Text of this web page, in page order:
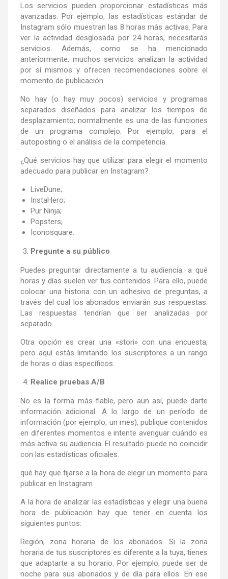
Los servicios pueden proporcionar estadísticas más
avanzadas. Por ejemplo, las estadísticas estándar de
Instagram sólo muestran las 8 horas más activas. Para
ver la actividad desglosada por 24 horas, necesitarás
servicios. Además, como se ha mencionado
anteriormente, muchos servicios analizan la actividad
por sí mismos y ofrecen recomendaciones sobre el
momento de publicación.
No hay (o hay muy pocos) servicios y programas
separados diseñados para analizar los tiempos de
desplazamiento; normalmente es una de las funciones
de un programa complejo. Por ejemplo, para el
autoposting o el análisis de la competencia.
¿Qué servicios hay que utilizar para elegir el momento
adecuado para publicar en Instagram?
LiveDune;
InstaHero;
Pur Ninja;
Popsters;
Iconosquare.
Pregunte a su público
Puedes preguntar directamente a tu audiencia: a qué
horas y días suelen ver tus contenidos. Para ello, puede
colocar una historia con un adhesivo de preguntas, a
través del cual los abonados enviarán sus respuestas.
Las respuestas tendrían que ser analizadas por
separado.
Otra opción es crear una «stori» con una encuesta,
pero aquí estás limitando los suscriptores a un rango
de horas o días específicos.
Realice pruebas A/B
No es la forma más fiable, pero aun así, puede darte
información adicional. A lo largo de un período de
información (por ejemplo, un mes), publique contenidos
en diferentes momentos e intente averiguar cuándo es
más activa su audiencia. El resultado puede no coincidir
con las estadísticas oficiales.
qué hay que fijarse a la hora de elegir un momento para
publicar en Instagram
A la hora de analizar las estadísticas y elegir una buena
hora de publicación hay que tener en cuenta los
siguientes puntos:
Región, zona horaria de los abonados. Si la zona
horaria de tus suscriptores es diferente a la tuya, tienes
que adaptarte a su horario. Por ejemplo, puede ser de
noche para sus abonados y de día para ellos. En ese